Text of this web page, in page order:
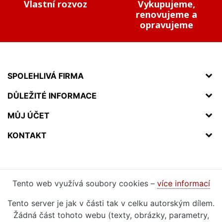
Vlastní rozvoz
Vykupujeme,
renovujeme a
opravujeme
SPOLEHLIVÁ FIRMA
DŮLEŽITÉ INFORMACE
MŮJ ÚČET
KONTAKT
Tento web využívá soubory cookies – více informací
Tento server je jak v části tak v celku autorským dílem.
Žádná část tohoto webu (texty, obrázky, parametry,